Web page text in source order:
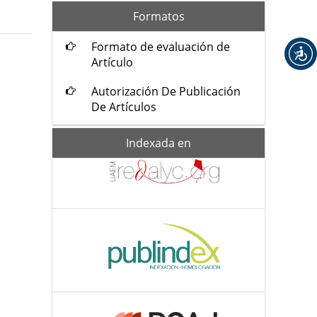
Formatos
Formato de evaluación de
Artículo
Autorización De Publicación
De Artículos
Indexada en